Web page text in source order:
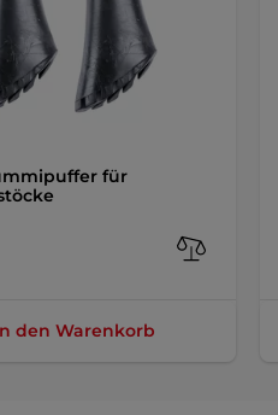
für
den Warenkorb